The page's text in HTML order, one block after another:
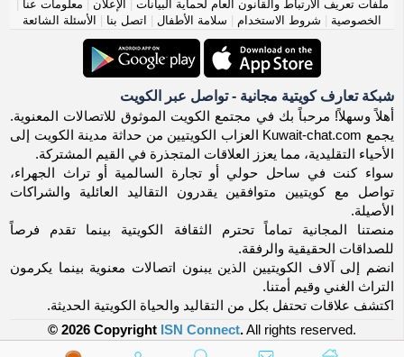
ملفات تعريف الارتباط والقانون العام لحماية البيانات
الإعلان معلومات عنا
الخصوصية
شروط الاستخدام سلامة الأطفال اتصل بنا الأسئلة الشائعة
شبكة تعارف كويتية مجانية - تواصل عبر الكويت
أهلاً وسهلاً! مرحباً بك في مجتمع الكويت الموثوق للاتصالات المعنوية.
يجمع Kuwait-chat.com العزاب الكويتيين من حداثة مدينة الكويت إلى
الأحياء التقليدية، مما يعزز العلاقات المتجذرة في القيم المشتركة.
سواء كنت في ساحل حولي أو تجارة السالمية أو تراث الجهراء،
تواصل مع كويتيين متوافقين يقدرون التقاليد العائلية والشراكات
الأصيلة.
منصتنا المجانية تماماً تحترم الثقافة الكويتية بينما تقدم فرصاً
للصداقات الحقيقية والرفقة.
انضم إلى آلاف الكويتيين الذين يبنون اتصالات معنوية بينما يكرمون
التراث الغني وقيم أمتنا.
اكتشف علاقات تحتفل بكل من التقاليد والحياة الكويتية الحديثة.
© 2026 Copyright ISN Connect.All rights reserved.